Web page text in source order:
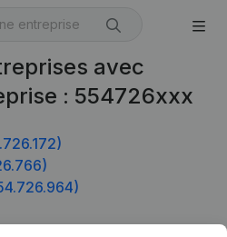
avec
: 554726xxx